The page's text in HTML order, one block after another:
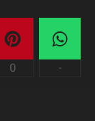
0 -